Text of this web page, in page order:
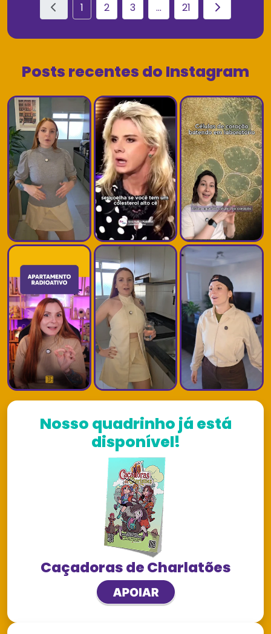
1 2 3 ... 21
Posts recentes do Instagram
Nosso quadrinho já está
disponível!
Caçadoras de Charlatões